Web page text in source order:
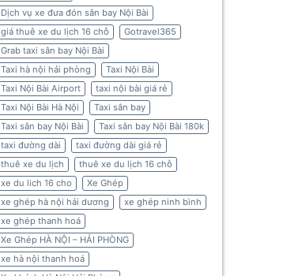
Dịch vụ xe đưa đón sân bay Nội Bài
giá thuê xe du lịch 16 chỗ
Gotravel365
Grab taxi sân bay Nội Bài
Taxi hà nội hải phòng
Taxi Nội Bài
Taxi Nội Bài Airport
taxi nội bài giá rẻ
Taxi Nội Bài Hà Nội
Taxi sân bay
Taxi sân bay Nội Bài
Taxi sân bay Nội Bài 180k
taxi đường dài
taxi đường dài giá rẻ
thuê xe du lịch
thuê xe du lịch 16 chỗ
xe du lich 16 cho
Xe Ghép
xe ghép hà nội hải dương
xe ghép ninh bình
xe ghép thanh hoá
Xe Ghép HÀ NỘI – HẢI PHÒNG
xe hà nội thanh hoá